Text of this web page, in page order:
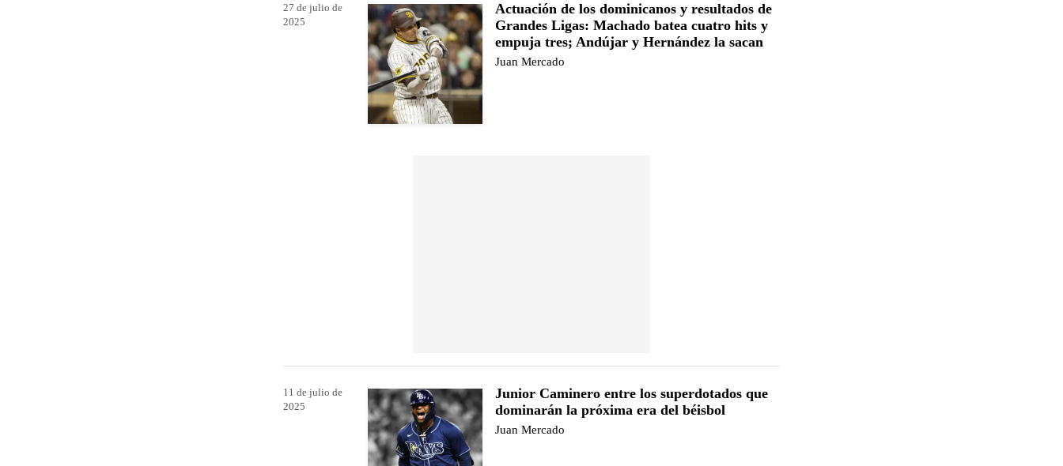
27 de julio de
2025
Actuación de los dominicanos y resultados de
Grandes Ligas: Machado batea cuatro hits y
empuja tres; Andújar y Hernández la sacan
Juan Mercado
11 de julio de
2025
Junior Caminero entre los superdotados que
dominarán la próxima era del béisbol
Juan Mercado